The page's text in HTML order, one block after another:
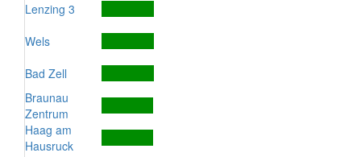
Lenzing 3
Wels
Bad Zell
Braunau
Zentrum
Haag am
Hausruck